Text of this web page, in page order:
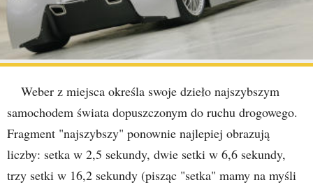
Weber z miejsca określa swoje dzieło najszybszym
samochodem świata dopuszczonym do ruchu drogowego.
Fragment "najszybszy" ponownie najlepiej obrazują
liczby: setka w 2,5 sekundy, dwie setki w 6,6 sekundy,
trzy setki w 16,2 sekundy (pisząc "setka" mamy na myśli